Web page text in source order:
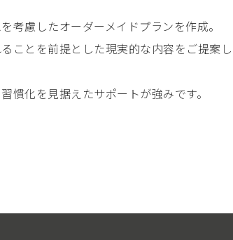
考慮したオーダーメイドプランを作成。
ことを前提とした現実的な内容をご提案し
慣化を見据えたサポートが強みです。